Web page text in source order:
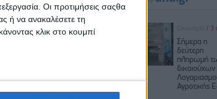
Οι προτιμήσεις σαςθα
ή να ανακαλέσετε τη
κλικ στο κουμπί